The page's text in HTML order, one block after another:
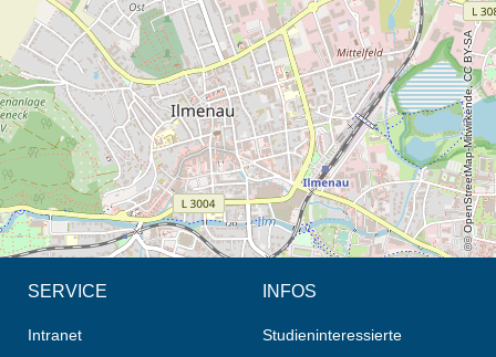
© OpenStreetMap-Mitwirkende, CC BY-SA
SERVICE
Intranet
INFOS
Studieninteressierte